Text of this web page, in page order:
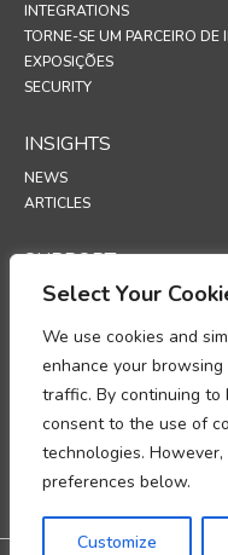
Select Your
We use cookies and
enhance your
traffic. By continuing to
consent to the use of
technologies.
preferences below.
Customize
INTEGRATIONS
TORNE-SE UM PARCEIRO DE
EXPOSIÇÕES
SECURITY
INSIGHTS
NEWS
ARTICLES
SUPPORT
TECHNICAL PORTAL
POLICIES
POLÍTICA DE PRIVACIDADE
POLÍTICA DE COOKIES
MEMORANDO SOBRE A
DADOS PESSOAIS
ADENDA DE